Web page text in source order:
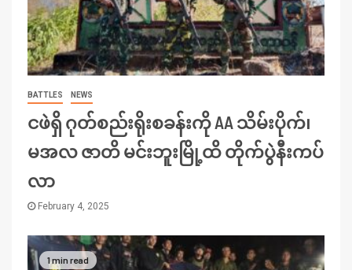
BATTLES NEWS
ငဖဲရှိ ဂုတ်စည်းရိုးစခန်းကို AA သိမ်းပိုက်၊
မအလ ဇာတိ မင်းဘူးမြို့ထိ တိုက်ပွဲနီးကပ်
လာ
February 4, 2025
1 min read